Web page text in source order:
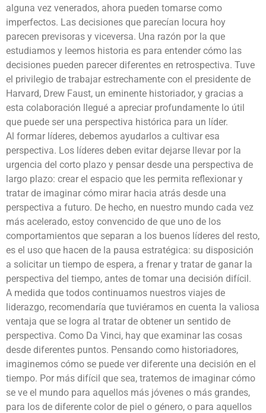
alguna vez venerados, ahora pueden tomarse como
imperfectos. Las decisiones que parecían locura hoy
parecen previsoras y viceversa. Una razón por la que
estudiamos y leemos historia es para entender cómo las
decisiones pueden parecer diferentes en retrospectiva. Tuve
el privilegio de trabajar estrechamente con el presidente de
Harvard, Drew Faust, un eminente historiador, y gracias a
esta colaboración llegué a apreciar profundamente lo útil
que puede ser una perspectiva histórica para un líder.
Al formar líderes, debemos ayudarlos a cultivar esa
perspectiva. Los líderes deben evitar dejarse llevar por la
urgencia del corto plazo y pensar desde una perspectiva de
largo plazo: crear el espacio que les permita reflexionar y
tratar de imaginar cómo mirar hacia atrás desde una
perspectiva a futuro. De hecho, en nuestro mundo cada vez
más acelerado, estoy convencido de que uno de los
comportamientos que separan a los buenos líderes del resto,
es el uso que hacen de la pausa estratégica: su disposición
a solicitar un tiempo de espera, a frenar y tratar de ganar la
perspectiva del tiempo, antes de tomar una decisión difícil.
A medida que todos continuamos nuestros viajes de
liderazgo, recomendaría que tuviéramos en cuenta la valiosa
ventaja que se logra al tratar de obtener un sentido de
perspectiva. Como Da Vinci, hay que examinar las cosas
desde diferentes puntos. Pensando como historiadores,
imaginemos cómo se puede ver diferente una decisión en el
tiempo. Por más difícil que sea, tratemos de imaginar cómo
se ve el mundo para aquellos más jóvenes o más grandes,
para los de diferente color de piel o género, o para aquellos